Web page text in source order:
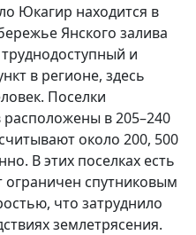
Юкагир находится в
Янского залива
и
в регионе, здесь
Поселки
в 205–240
около 200, 500
В этих поселках есть
ограничен спутниковым
что затруднило
землетрясения.